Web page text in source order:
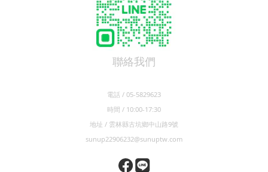
聯絡我們
電話 / 05-5829623
時間 / 10:00-17:30
地址 / 雲林縣古坑鄉中山路9號
sunup22906232@sunuptw.com